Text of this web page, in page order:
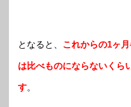
となると、 これからの1ヶ
は比べものにならないくら
す。